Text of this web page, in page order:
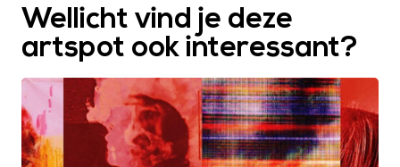
Wellicht vind je deze
artspot ook interessant?